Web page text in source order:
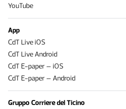
YouTube
App
CdT Live iOS
CdT Live Android
CdT E-paper – iOS
CdT E-paper – Android
Gruppo Corriere del Ticino